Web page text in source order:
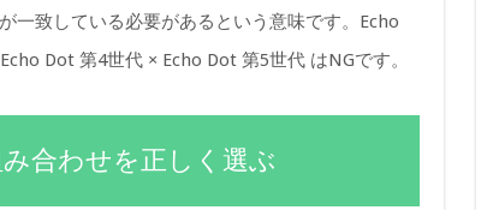
一致している必要があるという意味です。Echo
Dot 第4世代 × Echo Dot 第5世代 はNGです。
合わせを正しく選ぶ